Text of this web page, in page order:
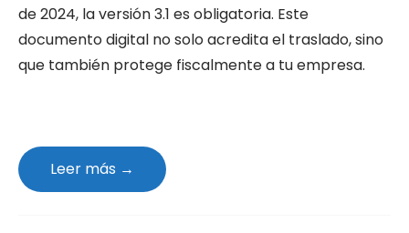
de 2024, la versión 3.1 es obligatoria. Este
documento digital no solo acredita el traslado, sino
que también protege fiscalmente a tu empresa.
Leer más →